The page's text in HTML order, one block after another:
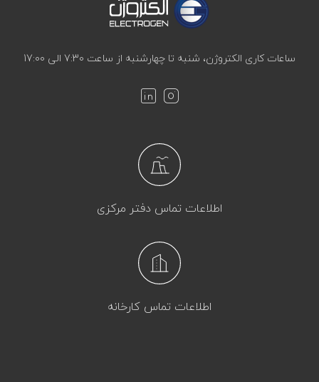
ساعات کاری الکتروژن، شنبه تا چهارشنبه از ساعت 7:30 الی 17:00
اطلاعات تماس دفتر مرکزی
اطلاعات تماس کارخانه